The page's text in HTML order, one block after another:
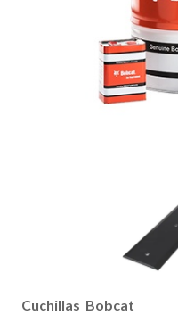
Cuchillas Bobcat